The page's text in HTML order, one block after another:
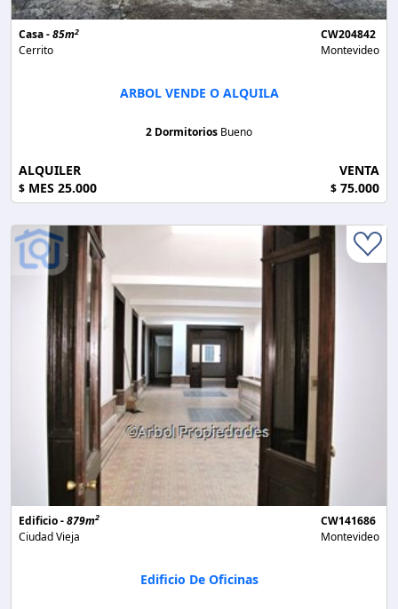
Casa -85m2
Cerrito
CW204842
Montevideo
ARBOL VENDE O ALQUILA
2 Dormitorios Bueno
ALQUILER
$ MES 25.000
VENTA
$ 75.000
Edificio -879m2
Ciudad Vieja
CW141686
Montevideo
Edificio De Oficinas